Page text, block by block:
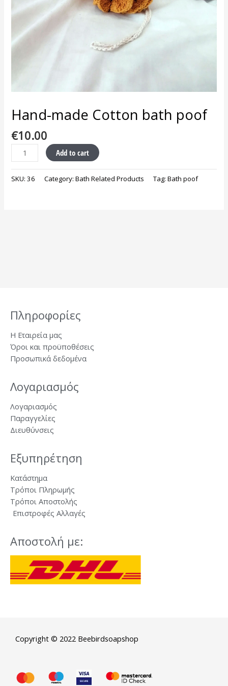
Hand-made Cotton bath poof
€10.00
Add to cart
SKU:36 Category:Bath Related Products Tag:Bath poof
Πληροφορίες
Η Εταιρεία μας
Όροι και προϋποθέσεις
Προσωπικά δεδομένα
Λογαριασμός
Λογαριασμός
Παραγγελίες
Διευθύνσεις
Εξυπηρέτηση
Κατάστημα
Τρόποι Πληρωμής
Τρόποι Αποστολής
Επιστροφές Αλλαγές
Αποστολή με:
Copyright © 2022 Beebirdsoapshop